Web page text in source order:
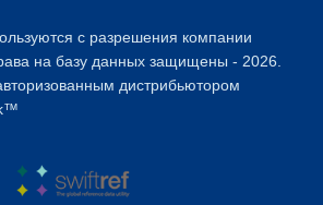
с разрешения компании
на базу данных защищены - 2026.
дистрибьютором